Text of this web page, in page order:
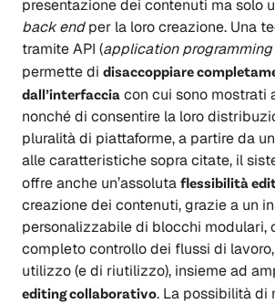
presentazione dei contenuti ma solo
back endper la loro creazione. Una
tramite API (application
permette di disaccoppiare
dall’interfaccia con cui sono mostrati
nonché di consentire la loro
pluralità di piattaforme, a partire da
alle caratteristiche sopra citate, il
offre anche un’assoluta flessibilità
creazione dei contenuti, grazie a un
personalizzabile di blocchi modulari,
completo controllo dei flussi di
utilizzo (e di riutilizzo), insieme ad
editing collaborativo. La possibilità di